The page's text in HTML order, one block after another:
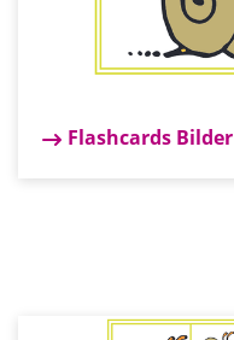
Flashcards Bilder